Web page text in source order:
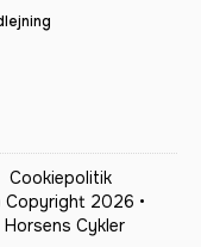
Cookiepolitik
2026 •
Horsens Cykler